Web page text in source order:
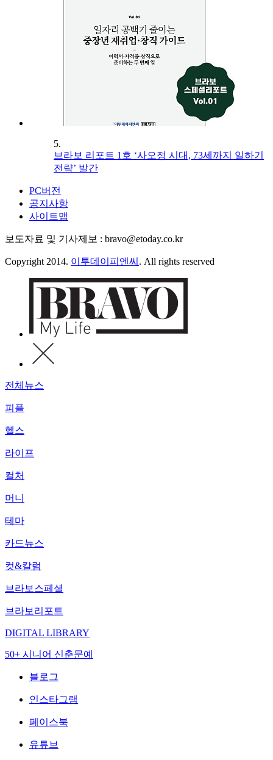
5.
브라보 리포트 1호 ‘사오정 시대, 73세까지 일하기
전략’ 발간
PC버전
공지사항
사이트맵
보도자료 및 기사제보 : bravo@etoday.co.kr
Copyright 2014. 이투데이피엔씨 . All rights reserved
전체뉴스
피플
헬스
라이프
컬처
머니
테마
카드뉴스
컷&칼럼
브라보스페셜
브라보리포트
DIGITAL LIBRARY
50+ 시니어 신춘문예
블로그
인스타그램
페이스북
유튜브